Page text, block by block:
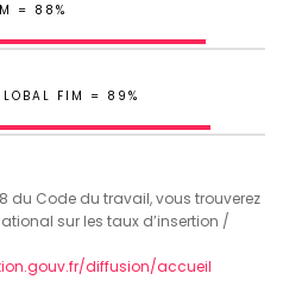
= 88%
FIM = 89%
du Code du travail, vous trouverez
sur les taux d’insertion /
diffusion/accueil